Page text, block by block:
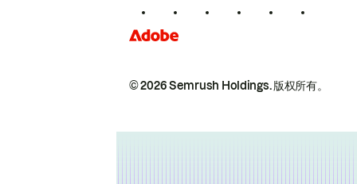
© 2026 Semrush Holdings.版权所有。